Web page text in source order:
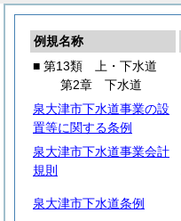
例規名称
■ 第13類 上・下水道
第2章 下水道
泉大津市下水道事業の設
置等に関する条例
泉大津市下水道事業会計
規則
泉大津市下水道条例